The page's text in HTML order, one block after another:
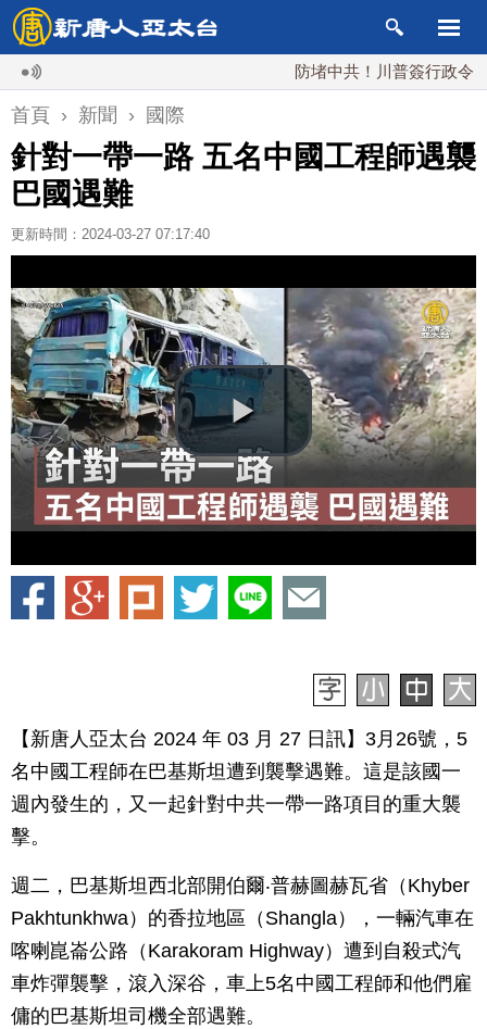
防堵中共！川普簽行政令 對多
首頁 › 新聞 › 國際
針對一帶一路 五名中國工程師遇襲
巴國遇難
更新時間：2024-03-27 07:17:40
【新唐人亞太台 2024 年 03 月 27 日訊】3月26號，5
名中國工程師在巴基斯坦遭到襲擊遇難。這是該國一
週內發生的，又一起針對中共一帶一路項目的重大襲
擊。
週二，巴基斯坦西北部開伯爾‧普赫圖赫瓦省（Khyber
Pakhtunkhwa）的香拉地區（Shangla），一輛汽車在
喀喇崑崙公路（Karakoram Highway）遭到自殺式汽
車炸彈襲擊，滾入深谷，車上5名中國工程師和他們雇
傭的巴基斯坦司機全部遇難。